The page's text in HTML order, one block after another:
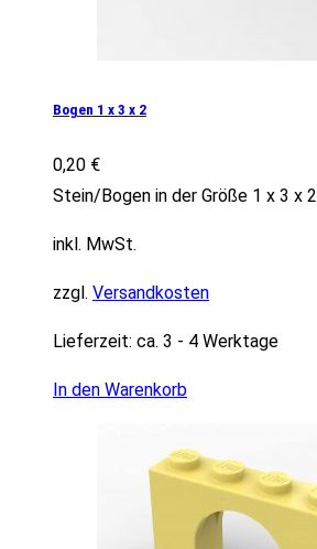
Bogen 1 x 3 x 2
0,20 €
Stein/Bogen in der Größe 1 x 3 x 2
inkl. MwSt.
zzgl. Versandkosten
Lieferzeit: ca. 3 - 4 Werktage
In den Warenkorb